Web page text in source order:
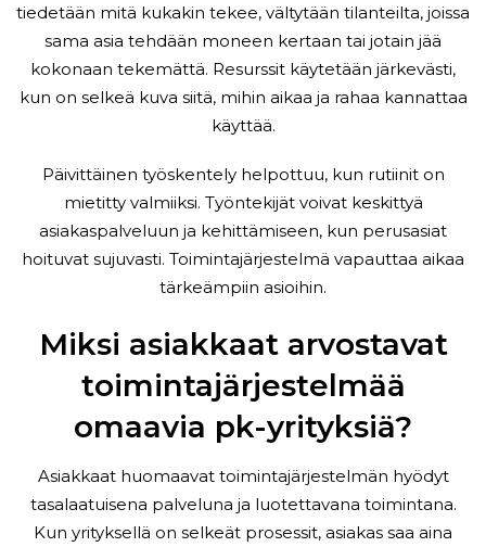
tiedetään mitä kukakin tekee, vältytään tilanteilta, joissa
sama asia tehdään moneen kertaan tai jotain jää
kokonaan tekemättä. Resurssit käytetään järkevästi,
kun on selkeä kuva siitä, mihin aikaa ja rahaa kannattaa
käyttää.
Päivittäinen työskentely helpottuu, kun rutiinit on
mietitty valmiiksi. Työntekijät voivat keskittyä
asiakaspalveluun ja kehittämiseen, kun perusasiat
hoituvat sujuvasti. Toimintajärjestelmä vapauttaa aikaa
tärkeämpiin asioihin.
Miksi asiakkaat arvostavat
toimintajärjestelmää
omaavia pk-yrityksiä?
Asiakkaat huomaavat toimintajärjestelmän hyödyt
tasalaatuisena palveluna ja luotettavana toimintana.
Kun yrityksellä on selkeät prosessit, asiakas saa aina